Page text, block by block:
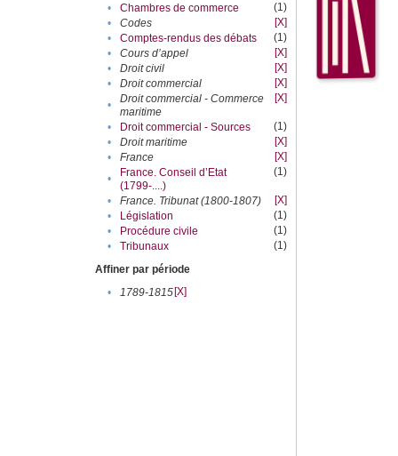
•
Chambres de commerce
(1)
•
Codes
[X]
•
Comptes-rendus des débats
(1)
•
Cours d’appel
[X]
•
Droit civil
[X]
•
Droit commercial
[X]
•
Droit commercial - Commerce
maritime
[X]
• Droit commercial - Sources
(1)
•
Droit maritime
[X]
•
France
[X]
•
France. Conseil d’Etat
(1799-....)
(1)
• France. Tribunat (1800-1807)
[X]
•
Législation
(1)
•
Procédure civile
(1)
•
Tribunaux
(1)
Affiner par période
•
1789-1815[X]